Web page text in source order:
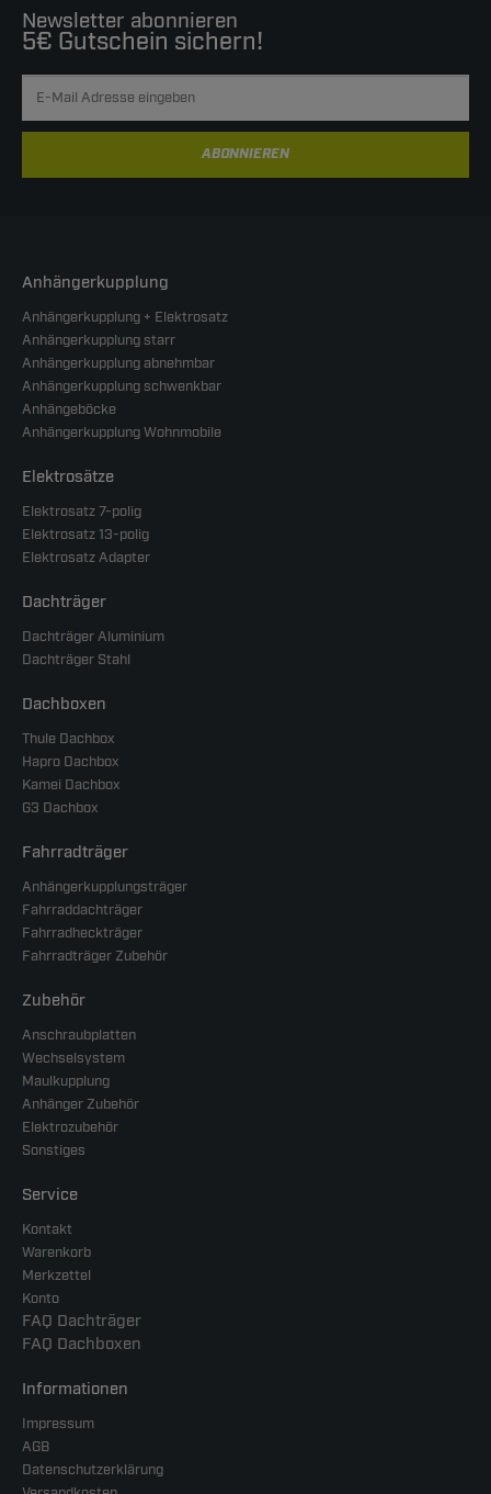
Newsletter abonnieren
5€ Gutschein sichern!
ABONNIEREN
Anhängerkupplung
Anhängerkupplung + Elektrosatz
Anhängerkupplung starr
Anhängerkupplung abnehmbar
Anhängerkupplung schwenkbar
Anhängeböcke
Anhängerkupplung Wohnmobile
Elektrosätze
Elektrosatz 7-polig
Elektrosatz 13-polig
Elektrosatz Adapter
Dachträger
Dachträger Aluminium
Dachträger Stahl
Dachboxen
Thule Dachbox
Hapro Dachbox
Kamei Dachbox
G3 Dachbox
Fahrradträger
Anhängerkupplungsträger
Fahrraddachträger
Fahrradheckträger
Fahrradträger Zubehör
Zubehör
Anschraubplatten
Wechselsystem
Maulkupplung
Anhänger Zubehör
Elektrozubehör
Sonstiges
Service
Kontakt
Warenkorb
Merkzettel
Konto
FAQ Dachträger
FAQ Dachboxen
Informationen
Impressum
AGB
Datenschutzerklärung